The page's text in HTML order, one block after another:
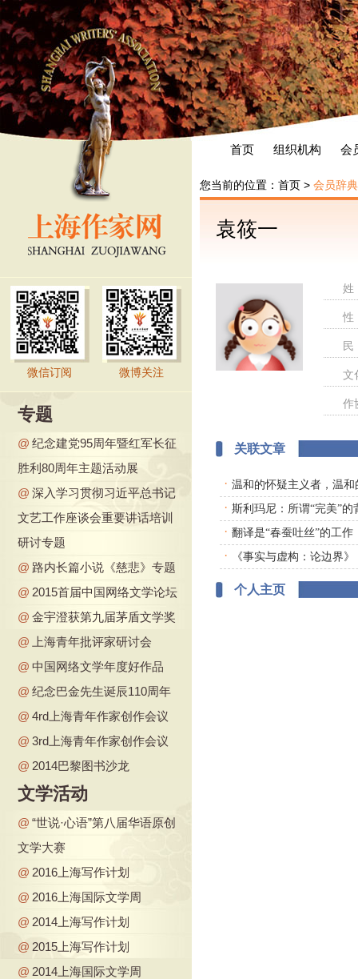
首页 组织机构 会
微信订阅 微博关注
专题
@ 纪念建党95周年暨红军长征
胜利80周年主题活动展
@ 深入学习贯彻习近平总书记
文艺工作座谈会重要讲话培训
研讨专题
@ 路内长篇小说《慈悲》专题
@ 2015首届中国网络文学论坛
@ 金宇澄获第九届茅盾文学奖
@
上海青年批评家研讨会
@ 中国网络文学年度好作品
@ 纪念巴金先生诞辰110周年
@ 4rd上海青年作家创作会议
@ 3rd上海青年作家创作会议
@ 2014巴黎图书沙龙
文学活动
@ “世说·心语”第八届华语原创
文学大赛
@ 2016上海写作计划
@ 2016上海国际文学周
@ 2014上海写作计划
@ 2015上海写作计划
@ 2014上海国际文学周
您当前的位置： 首页 > 会员辞典
袁筱一
文
作
关联文章
· 温和的怀疑主义者，温
· 斯利玛尼：所谓“完美”的
· 翻译是“春蚕吐丝”的工作
· 《事实与虚构：论边界
个人主页